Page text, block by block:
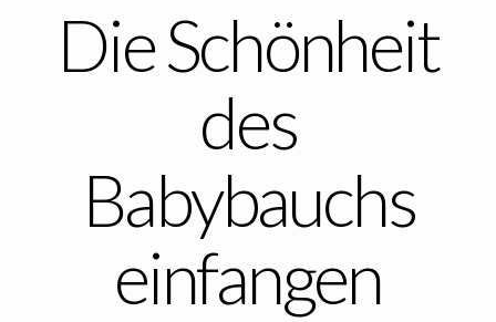
Die Schönheit
des
Babybauchs
einfangen